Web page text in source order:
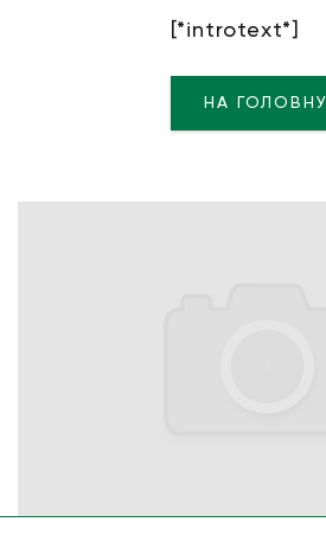
[*introtext*]
НА ГОЛОВНУ